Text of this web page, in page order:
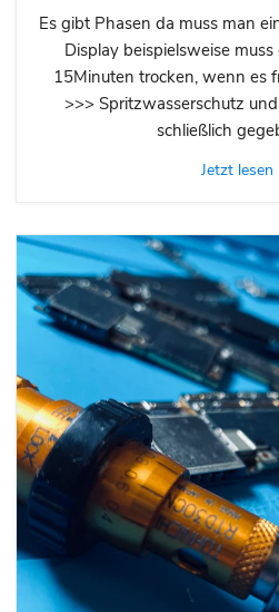
Es gibt Phasen da muss man
Display beispielsweise
15Minuten trocken, wenn es
>>> Spritzwasserschutz
schließlich
Jetzt lesen